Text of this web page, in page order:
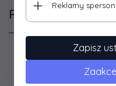
Podobne produkty
Reklamy
Zapisz